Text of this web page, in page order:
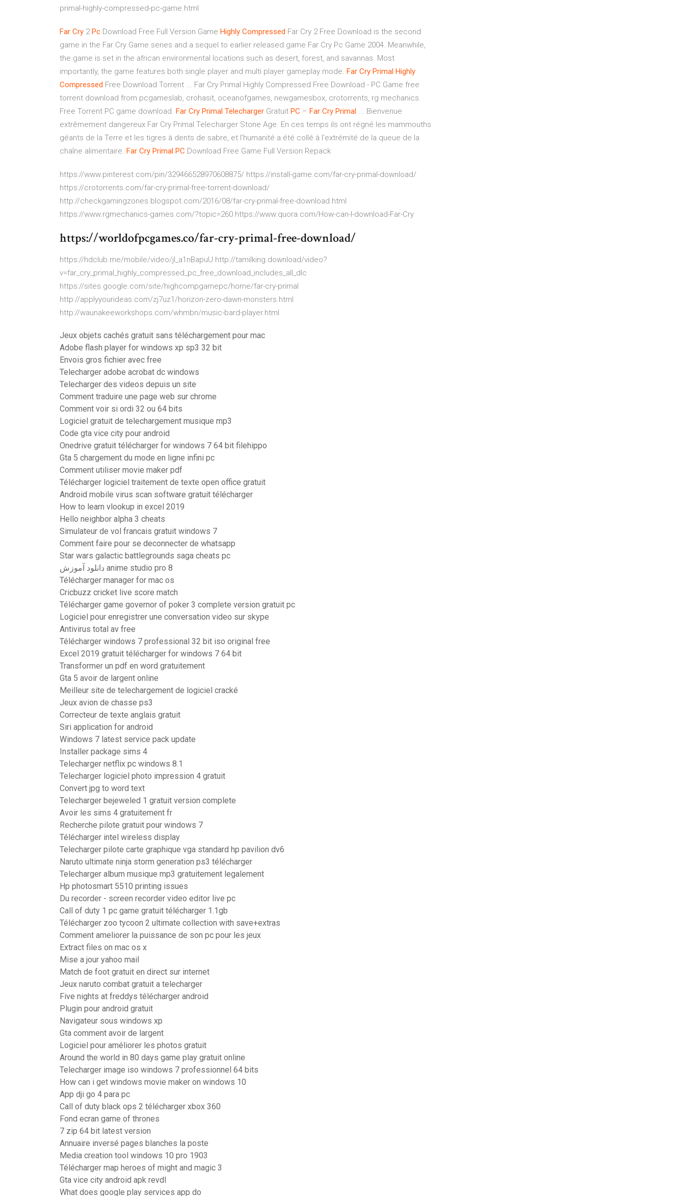
primal-highly-compressed-pc-game.html
Far Cry 2Pc Download Free Full Version Game Highly Compressed Far Cry 2 Free Download is the second
game in the Far Cry Game series and a sequel to earlier released game Far Cry Pc Game 2004. Meanwhile,
the game is set in the african environmental locations such as desert, forest, and savannas. Most
importantly, the game features both single player and multi player gameplay mode. Far Cry Primal Highly
Compressed Free Download Torrent ... Far Cry Primal Highly Compressed Free Download - PC Game free
torrent download from pcgameslab, crohasit, oceanofgames, newgamesbox, crotorrents, rg mechanics.
Free Torrent PC game download. Far Cry Primal Telecharger Gratuit PC – Far Cry Primal ... Bienvenue
extrêmement dangereux Far Cry Primal Telecharger Stone Age. En ces temps ils ont régné les mammouths
géants de la Terre et les tigres à dents de sabre, et l’humanité a été collé à l’extrémité de la queue de la
chaîne alimentaire. Far Cry Primal PC Download Free Game Full Version Repack
https://www.pinterest.com/pin/329466528970608875/ https://install-game.com/far-cry-primal-download/
https://crotorrents.com/far-cry-primal-free-torrent-download/
http://checkgamingzones.blogspot.com/2016/08/far-cry-primal-free-download.html
https://www.rgmechanics-games.com/?topic=260 https://www.quora.com/How-can-I-download-Far-Cry
https://worldofpcgames.co/far-cry-primal-free-download/
https://hdclub.me/mobile/video/jl_a1nBapuU http://tamilking.download/video?
v=far_cry_primal_highly_compressed_pc_free_download_includes_all_dlc
https://sites.google.com/site/highcompgamepc/home/far-cry-primal
http://applyyourideas.com/zj7uz1/horizon-zero-dawn-monsters.html
http://waunakeeworkshops.com/whmbn/music-bard-player.html
Jeux objets cachés gratuit sans téléchargement pour mac
Adobe flash player for windows xp sp3 32 bit
Envois gros fichier avec free
Telecharger adobe acrobat dc windows
Telecharger des videos depuis un site
Comment traduire une page web sur chrome
Comment voir si ordi 32 ou 64 bits
Logiciel gratuit de telechargement musique mp3
Code gta vice city pour android
Onedrive gratuit télécharger for windows 7 64 bit filehippo
Gta 5 chargement du mode en ligne infini pc
Comment utiliser movie maker pdf
Télécharger logiciel traitement de texte open office gratuit
Android mobile virus scan software gratuit télécharger
How to learn vlookup in excel 2019
Hello neighbor alpha 3 cheats
Simulateur de vol francais gratuit windows 7
Comment faire pour se deconnecter de whatsapp
Star wars galactic battlegrounds saga cheats pc
دانلود آموزش anime studio pro 8
Télécharger manager for mac os
Cricbuzz cricket live score match
Télécharger game governor of poker 3 complete version gratuit pc
Logiciel pour enregistrer une conversation video sur skype
Antivirus total av free
Télécharger windows 7 professional 32 bit iso original free
Excel 2019 gratuit télécharger for windows 7 64 bit
Transformer un pdf en word gratuitement
Gta 5 avoir de largent online
Meilleur site de telechargement de logiciel cracké
Jeux avion de chasse ps3
Correcteur de texte anglais gratuit
Siri application for android
Windows 7 latest service pack update
Installer package sims 4
Telecharger netflix pc windows 8.1
Telecharger logiciel photo impression 4 gratuit
Convert jpg to word text
Telecharger bejeweled 1 gratuit version complete
Avoir les sims 4 gratuitement fr
Recherche pilote gratuit pour windows 7
Télécharger intel wireless display
Telecharger pilote carte graphique vga standard hp pavilion dv6
Naruto ultimate ninja storm generation ps3 télécharger
Telecharger album musique mp3 gratuitement legalement
Hp photosmart 5510 printing issues
Du recorder - screen recorder video editor live pc
Call of duty 1 pc game gratuit télécharger 1.1gb
Télécharger zoo tycoon 2 ultimate collection with save+extras
Comment ameliorer la puissance de son pc pour les jeux
Extract files on mac os x
Mise a jour yahoo mail
Match de foot gratuit en direct sur internet
Jeux naruto combat gratuit a telecharger
Five nights at freddys télécharger android
Plugin pour android gratuit
Navigateur sous windows xp
Gta comment avoir de largent
Logiciel pour améliorer les photos gratuit
Around the world in 80 days game play gratuit online
Telecharger image iso windows 7 professionnel 64 bits
How can i get windows movie maker on windows 10
App dji go 4 para pc
Call of duty black ops 2 télécharger xbox 360
Fond ecran game of thrones
7 zip 64 bit latest version
Annuaire inversé pages blanches la poste
Media creation tool windows 10 pro 1903
Télécharger map heroes of might and magic 3
Gta vice city android apk revdl
What does google play services app do